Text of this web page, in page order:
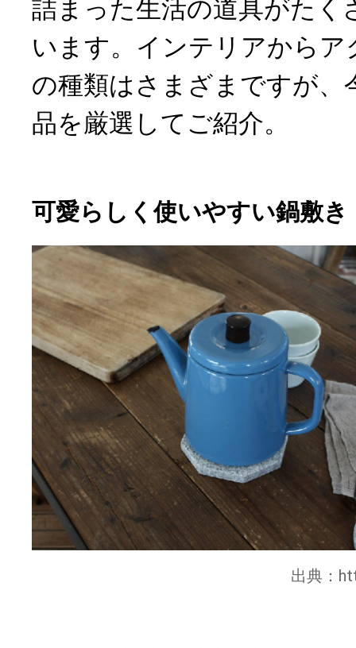
詰まった生活の道具がたく
います。インテリアから
の種類はさまざまですが、
品を厳選してご紹介。
可愛らしく使いやすい鍋敷き
出典：